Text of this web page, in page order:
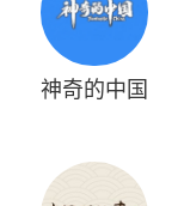
神奇的中国